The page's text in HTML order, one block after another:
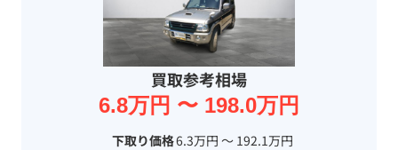
買取参考相場
6.8万円 〜 198.0万円
下取り価格6.3万円 〜 192.1万円